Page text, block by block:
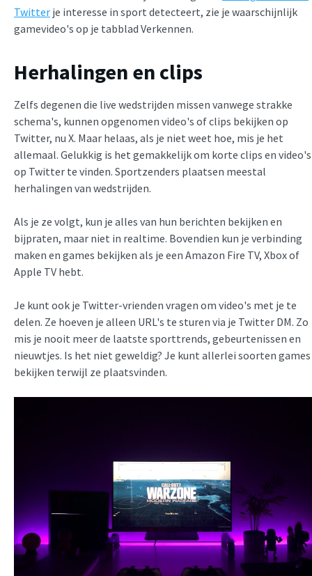
Twitter je interesse in sport detecteert, zie je waarschijnlijk
gamevideo's op je tabblad Verkennen.
Herhalingen en clips
Zelfs degenen die live wedstrijden missen vanwege strakke
schema's, kunnen opgenomen video's of clips bekijken op
Twitter, nu X. Maar helaas, als je niet weet hoe, mis je het
allemaal. Gelukkig is het gemakkelijk om korte clips en video's
op Twitter te vinden. Sportzenders plaatsen meestal
herhalingen van wedstrijden.
Als je ze volgt, kun je alles van hun berichten bekijken en
bijpraten, maar niet in realtime. Bovendien kun je verbinding
maken en games bekijken als je een Amazon Fire TV, Xbox of
Apple TV hebt.
Je kunt ook je Twitter-vrienden vragen om video's met je te
delen. Ze hoeven je alleen URL's te sturen via je Twitter DM. Zo
mis je nooit meer de laatste sporttrends, gebeurtenissen en
nieuwtjes. Is het niet geweldig? Je kunt allerlei soorten games
bekijken terwijl ze plaatsvinden.